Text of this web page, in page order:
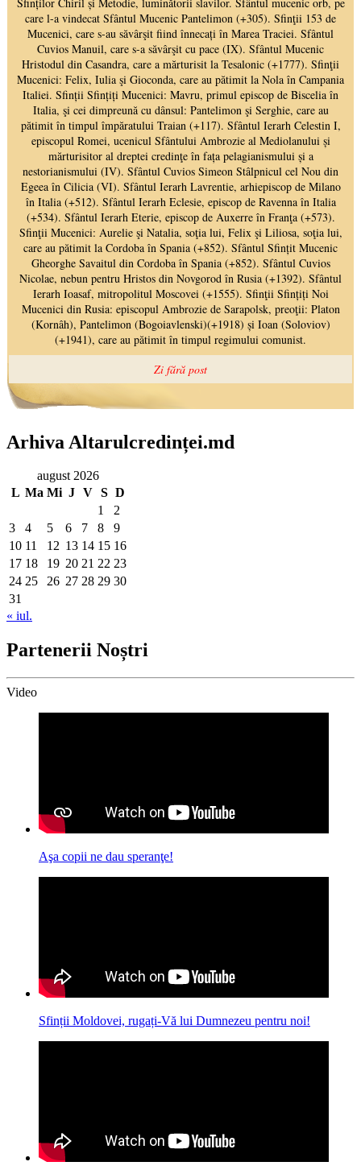
Arhiva Altarulcredinței.md
august 2026
L Ma Mi J V S D
1
2
3
4 5 6 7 8
9
10 11 12 13 14 15 16
17 18 19 20 21 22 23
24 25 26 27 28 29 30
31
« iul.
Partenerii Noștri
Video
Aşa copii ne dau speranţe!
Sfinții Moldovei, rugați-Vă lui Dumnezeu pentru noi!